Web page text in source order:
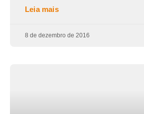
Leia mais
8 de dezembro de 2016